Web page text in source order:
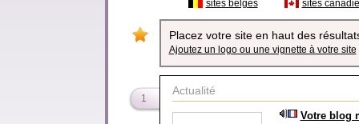
sites belges sites
Placez votre site en haut des
Ajoutez un logo ou une vignette à votre site
1
Actualité
Votre blog